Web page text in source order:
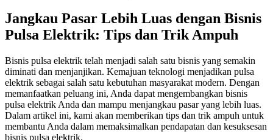
Jangkau Pasar Lebih Luas dengan Bisnis
Pulsa Elektrik: Tips dan Trik Ampuh
Bisnis pulsa elektrik telah menjadi salah satu bisnis yang semakin
diminati dan menjanjikan. Kemajuan teknologi menjadikan pulsa
elektrik sebagai salah satu kebutuhan masyarakat modern. Dengan
memanfaatkan peluang ini, Anda dapat mengembangkan bisnis
pulsa elektrik Anda dan mampu menjangkau pasar yang lebih luas.
Dalam artikel ini, kami akan memberikan tips dan trik ampuh untuk
membantu Anda dalam memaksimalkan pendapatan dan kesuksesan
bisnis pulsa elektrik.